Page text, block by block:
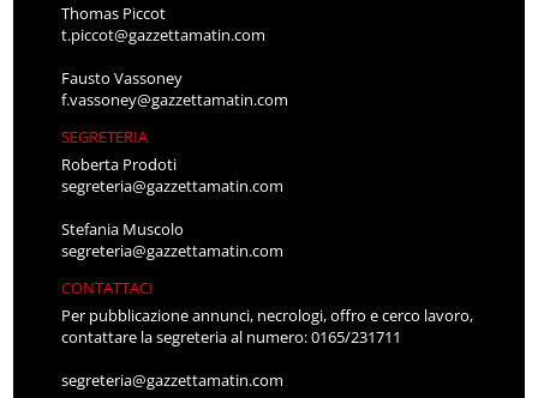
Thomas Piccot
t.piccot@gazzettamatin.com
Fausto Vassoney
f.vassoney@gazzettamatin.com
SEGRETERIA
Roberta Prodoti
segreteria@gazzettamatin.com
Stefania Muscolo
segreteria@gazzettamatin.com
CONTATTACI
Per pubblicazione annunci, necrologi, offro e cerco lavoro,
contattare la segreteria al numero: 0165/231711
segreteria@gazzettamatin.com